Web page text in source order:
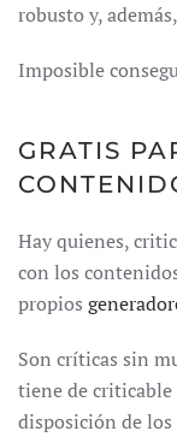
robusto y,
Imposible
GRATIS
Hay quienes,
con los
propios
Son críticas sin
tiene de criticable
disposición de los